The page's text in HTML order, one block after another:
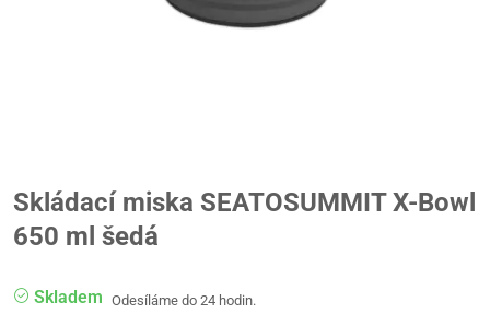
Skládací miska SEATOSUMMIT X-Bowl
650 ml šedá
Skladem Odesíláme do 24 hodin.